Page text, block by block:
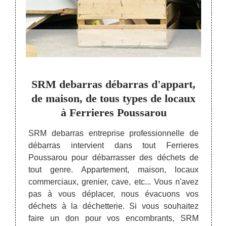
il
de
est
de
SRM debarras débarras d'appart,
de maison, de tous types de locaux
à Ferrieres Poussarou
SRM debarras entreprise professionnelle de
débarras intervient dans tout Ferrieres
Poussarou pour débarrasser des déchets de
tout genre. Appartement, maison, locaux
commerciaux, grenier, cave, etc... Vous n'avez
pas à vous déplacer, nous évacuons vos
déchets à la déchetterie. Si vous souhaitez
faire un don pour vos encombrants, SRM
Le
ses
de